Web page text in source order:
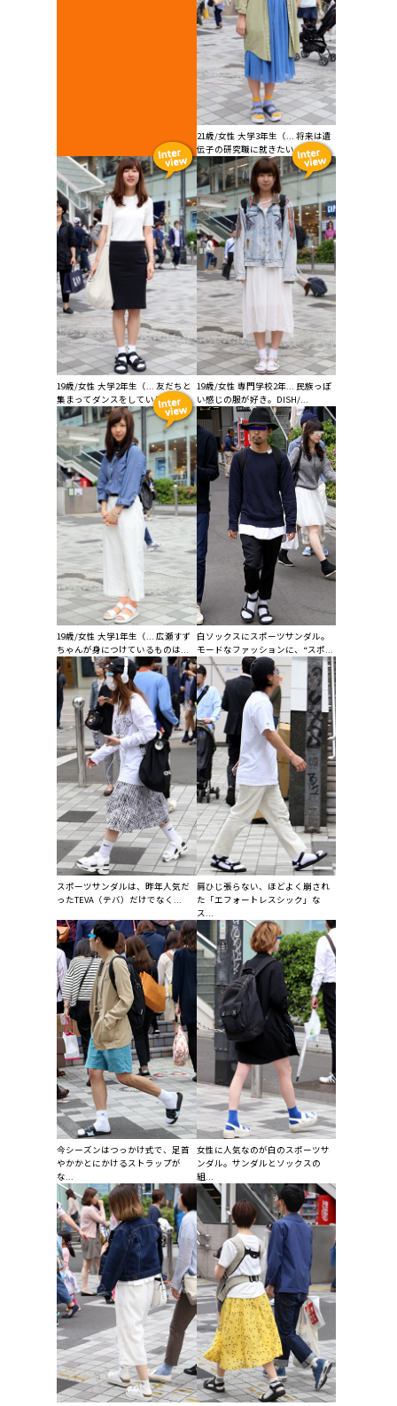
21歳/女性 大学3年生（... 将来は遺
伝子の研究職に就きたい。ソッ...
19歳/女性 大学2年生（... 友だちと
集まってダンスをしています。...
19歳/女性 専門学校2年... 民族っぽ
い感じの服が好き。DISH/...
19歳/女性 大学1年生（... 広瀬すず
ちゃんが身につけているものは...
白ソックスにスポーツサンダル。
モードなファッションに、“スポ...
スポーツサンダルは、昨年人気だ
ったTEVA（テバ）だけでなく...
肩ひじ張らない、ほどよく崩され
た「エフォートレスシック」な
ス...
今シーズンはつっかけ式で、足首
やかかとにかけるストラップが
な...
女性に人気なのが白のスポーツサ
ンダル。サンダルとソックスの
組...